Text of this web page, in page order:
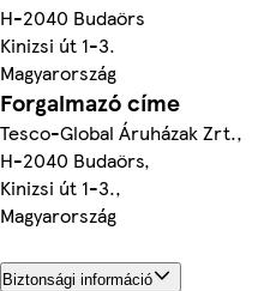
H-2040 Budaörs
Kinizsi út 1-3.
Magyarország
Forgalmazó címe
Tesco-Global Áruházak Zrt.,
H-2040 Budaörs,
Kinizsi út 1-3.,
Magyarország
Biztonsági információ